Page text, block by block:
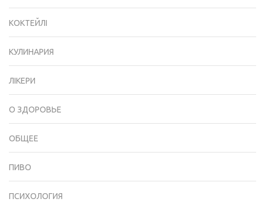
КОКТЕЙЛІ
КУЛИНАРИЯ
ЛІКЕРИ
О ЗДОРОВЬЕ
ОБЩЕЕ
ПИВО
ПСИХОЛОГИЯ